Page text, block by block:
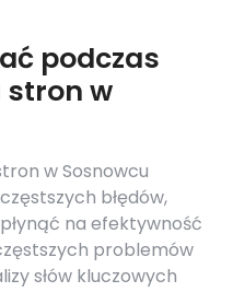
podczas
stron w
w Sosnowcu
błędów,
na efektywność
problemów
słów kluczowych